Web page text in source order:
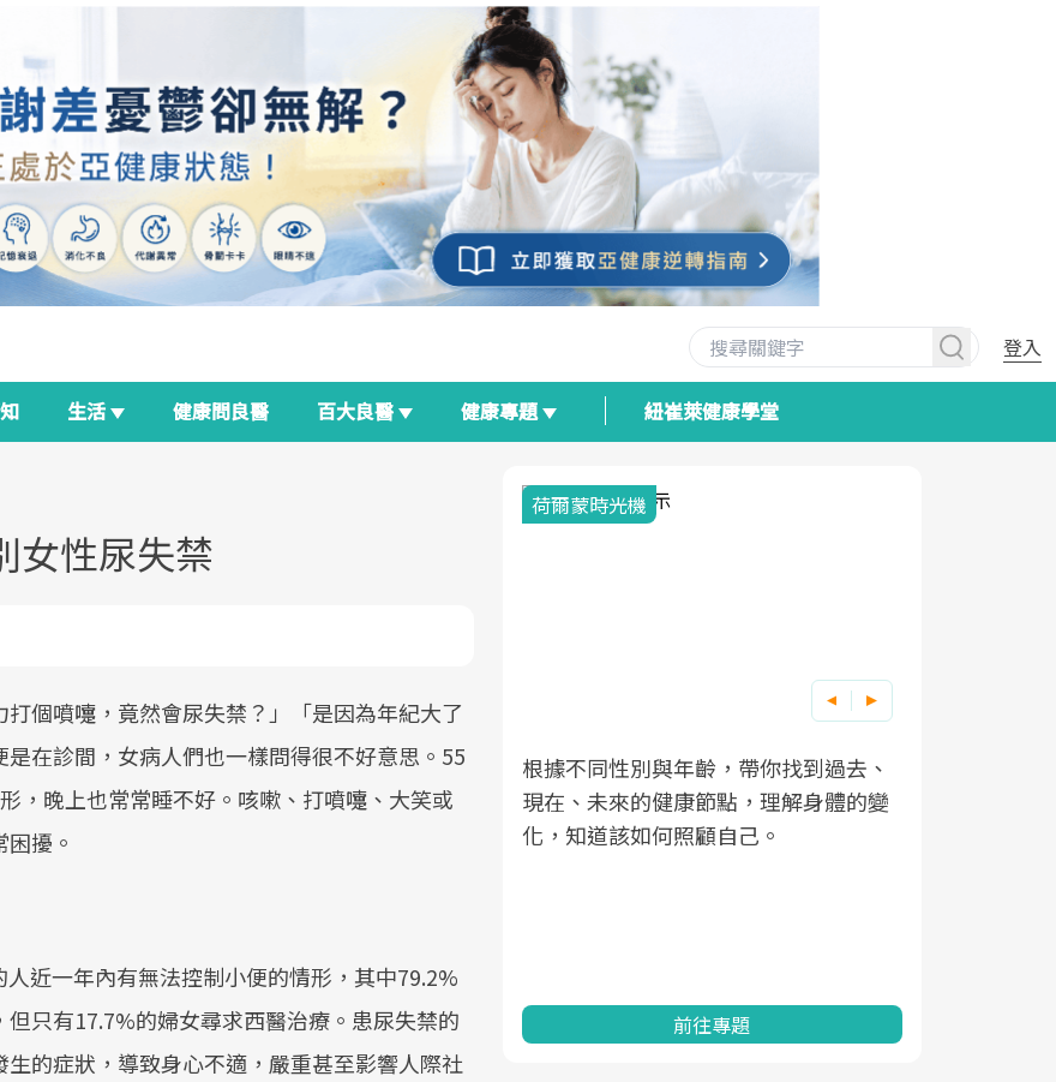
登入
生活 健康問良醫 百大良醫 健康專題 紐崔萊健康學堂
女性尿失禁
個噴嚏，竟然會尿失禁？」「是因為年紀大了
在診間，女病人們也一樣問得很不好意思。55
，晚上也常常睡不好。咳嗽、打噴嚏、大笑或
擾。
近一年內有無法控制小便的情形，其中79.2%
只有17.7%的婦女尋求西醫治療。患尿失禁的
的症狀，導致身心不適，嚴重甚至影響人際社
面對超高齡社會的浪潮，台灣正在快速
邁向「健康照護」的新時代。隨著國家
狀況、啟動健康管理的重要起點。
前往專題
2025年，就到良醫生活祭體驗「一站式
健康新生活」，從講座、體驗到運動，
前往專題
良醫健康網從「換季的身體變化」出
發，透過醫學觀點與日常感受的對話，
前往專題
荷爾蒙時光機
根據不同性別與年齡，帶你找到過去、
現在、未來的健康節點，理解身體的變
化，知道該如何照顧自己。
前往專題